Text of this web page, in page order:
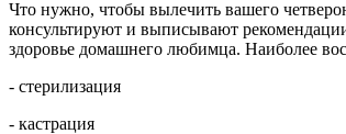
Что нужно, чтобы вылечить вашего
консультируют и выписывают
здоровье домашнего любимца. Наиболее
- стерилизация
- кастрация